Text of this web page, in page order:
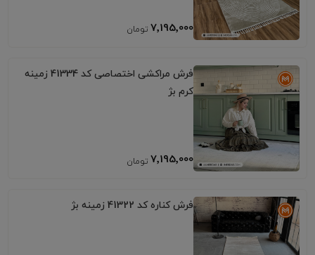
7٬195٬000
فرش مراکشی اختصاصی کد 41334 زمینه
کرم بژ
7٬195٬000
فرش کناره کد 41322 زمینه بژ